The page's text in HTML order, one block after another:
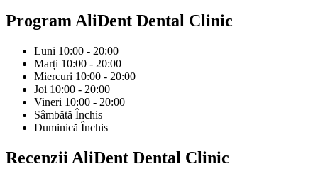
ProgramAliDent Dental Clinic
Luni 10:00 - 20:00
Marți 10:00 - 20:00
Miercuri 10:00 - 20:00
Joi 10:00 - 20:00
Vineri 10:00 - 20:00
Sâmbătă Închis
Duminică Închis
Recenzii AliDent Dental Clinic